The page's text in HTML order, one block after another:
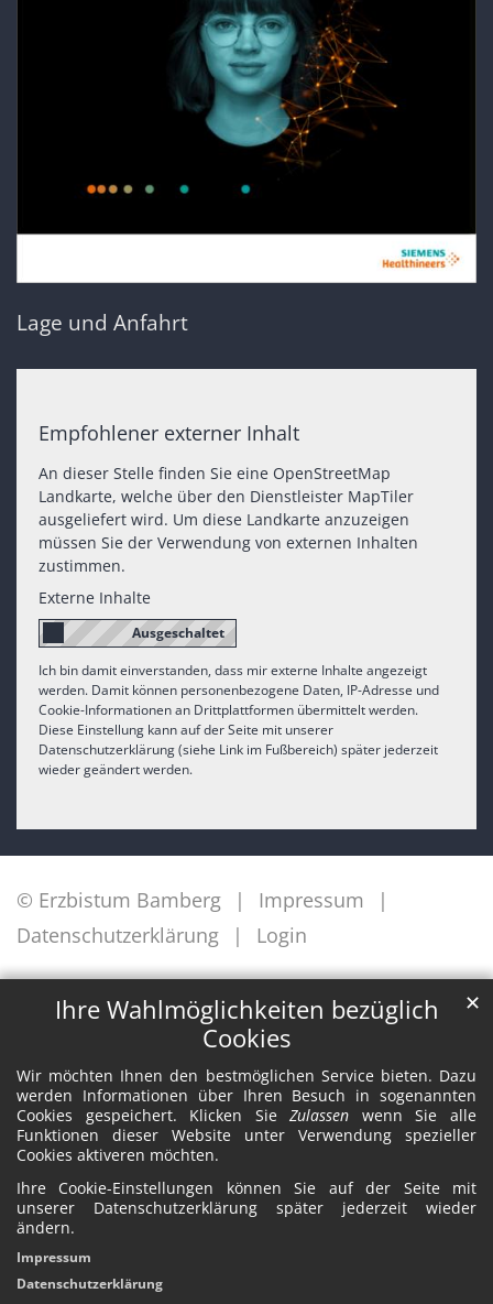
Ihre Wahlmöglichkeiten bezüglich
Cookies
Wir möchten Ihnen den bestmöglichen Service bieten. Dazu
werden Informationen über Ihren Besuch in sogenannten
Cookies gespeichert. Klicken SieZulassen wenn Sie alle
Funktionen dieser Website unter Verwendung spezieller
Cookies aktiveren möchten.
Ihre Cookie-Einstellungen können Sie auf der Seite mit
unserer Datenschutzerklärung später jederzeit wieder
ändern.
✕
Impressum
Datenschutzerklärung
Lage und Anfahrt
Empfohlener externer Inhalt
An dieser Stelle finden Sie eine OpenStreetMap
Landkarte, welche über den Dienstleister MapTiler
ausgeliefert wird. Um diese Landkarte anzuzeigen
müssen Sie der Verwendung von externen Inhalten
zustimmen.
Externe Inhalte
Ich bin damit einverstanden, dass mir externe Inhalte angezeigt
werden. Damit können personenbezogene Daten, IP-Adresse und
Cookie-Informationen an Drittplattformen übermittelt werden.
Diese Einstellung kann auf der Seite mit unserer
Datenschutzerklärung (siehe Link im Fußbereich) später jederzeit
wieder geändert werden.
© Erzbistum Bamberg
Impressum
Datenschutzerklärung
Login